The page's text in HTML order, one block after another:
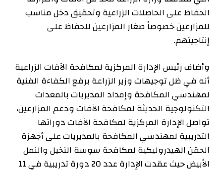
الحفاظ على الحاصلات الزراعية وتحقيق دخل مناسب
للمزارعين خصوصاً صغار المزارعين للحفاظ على
إنتاجيتهم.
وأضاف رئيس الإدارة المركزية لمكافحة الآفات الزراعية
أنه في ظل توجيهات وزير الزراعة برفع الكفاءة الفنية
لمهندسي المكافحة وإمداد المديريات بالمعدات
التكنولوجية الحديثة لمكافحة الآفات ودعم المزارعين،
تواصل الإدارة المركزية لمكافحة الآفات دوراتها
التدريبية لمهندسي المكافحة بالمديريات على أجهزة
الحقن الهيدروليكية لمكافحة سوسة النخيل والنمل
الأبيض حيث عقدت الإدارة عدد 20 دورة تدريبية في 11